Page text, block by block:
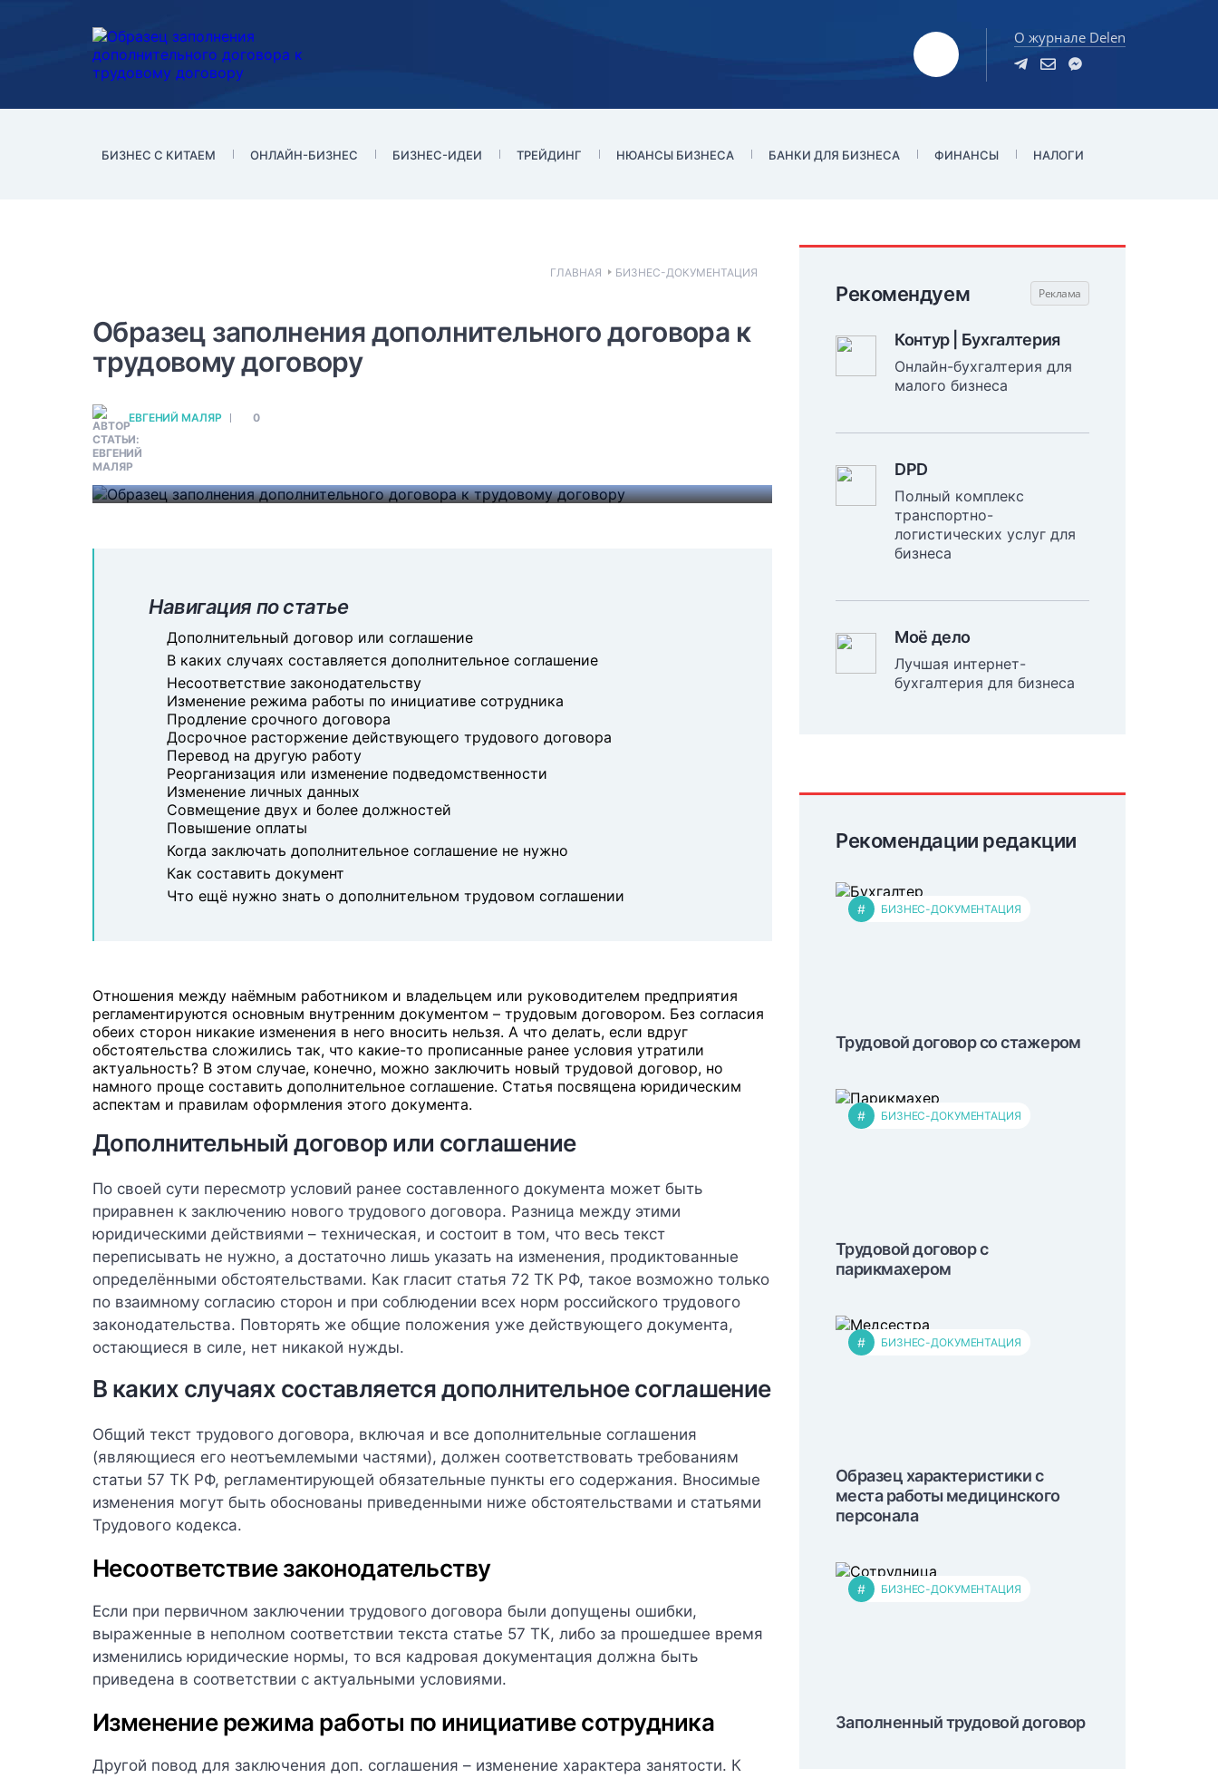
О журнале Delen
БИЗНЕС С КИТАЕМ ОНЛАЙН-БИЗНЕС БИЗНЕС-ИДЕИ ТРЕЙДИНГ НЮАНСЫ БИЗНЕСА БАНКИ ДЛЯ БИЗНЕСА ФИНАНСЫ НАЛОГИ
ГЛАВНАЯ БИЗНЕС-ДОКУМЕНТАЦИЯ
Образец заполнения дополнительного договора к
трудовому договору
ЕВГЕНИЙ МАЛЯР 0
Образцы документов и рекомендации по
заполнению
соглашения (являющиеся его неотъемлемыми частями), должен
соответствовать требованиям статьи 57 ТК РФ, регламентирующей
обязательные пункты его содержания.
Навигация по статье
Дополнительный договор или соглашение
В каких случаях составляется дополнительное соглашение
Несоответствие законодательству
Изменение режима работы по инициативе сотрудника
Продление срочного договора
Досрочное расторжение действующего трудового договора
Перевод на другую работу
Реорганизация или изменение подведомственности
Изменение личных данных
Совмещение двух и более должностей
Повышение оплаты
Когда заключать дополнительное соглашение не нужно
Как составить документ
Что ещё нужно знать о дополнительном трудовом соглашении
Отношения между наёмным работником и владельцем или руководителем предприятия
регламентируются основным внутренним документом – трудовым договором. Без согласия
обеих сторон никакие изменения в него вносить нельзя. А что делать, если вдруг
обстоятельства сложились так, что какие-то прописанные ранее условия утратили
актуальность? В этом случае, конечно, можно заключить новый трудовой договор, но
намного проще составить дополнительное соглашение. Статья посвящена юридическим
аспектам и правилам оформления этого документа.
Дополнительный договор или соглашение
По своей сути пересмотр условий ранее составленного документа может быть
приравнен к заключению нового трудового договора. Разница между этими
юридическими действиями – техническая, и состоит в том, что весь текст
переписывать не нужно, а достаточно лишь указать на изменения, продиктованные
определёнными обстоятельствами. Как гласит статья 72 ТК РФ, такое возможно только
по взаимному согласию сторон и при соблюдении всех норм российского трудового
законодательства. Повторять же общие положения уже действующего документа,
остающиеся в силе, нет никакой нужды.
В каких случаях составляется дополнительное соглашение
Общий текст трудового договора, включая и все дополнительные соглашения
(являющиеся его неотъемлемыми частями), должен соответствовать требованиям
статьи 57 ТК РФ, регламентирующей обязательные пункты его содержания. Вносимые
изменения могут быть обоснованы приведенными ниже обстоятельствами и статьями
Трудового кодекса.
Несоответствие законодательству
Если при первичном заключении трудового договора были допущены ошибки,
выраженные в неполном соответствии текста статье 57 ТК, либо за прошедшее время
изменились юридические нормы, то вся кадровая документация должна быть
приведена в соответствии с актуальными условиями.
Изменение режима работы по инициативе сотрудника
Другой повод для заключения доп. соглашения – изменение характера занятости. К
Рекомендуем
Контур | Бухгалтерия
Онлайн-бухгалтерия для
малого бизнеса
DPD
Полный комплекс
транспортно-
логистических услуг для
бизнеса
Моё дело
Лучшая интернет-
бухгалтерия для бизнеса
Рекомендации редакции
# БИЗНЕС-ДОКУМЕНТАЦИЯ
Трудовой договор со стажером
# БИЗНЕС-ДОКУМЕНТАЦИЯ
Трудовой договор с
парикмахером
# БИЗНЕС-ДОКУМЕНТАЦИЯ
Образец характеристики с
места работы медицинского
персонала
# БИЗНЕС-ДОКУМЕНТАЦИЯ
Заполненный трудовой договор